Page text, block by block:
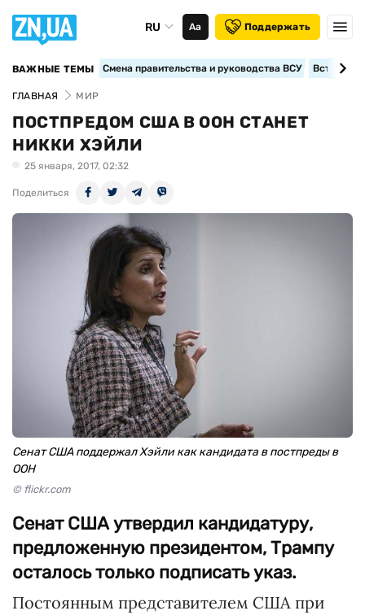
RU Аа Поддержать
ВАЖНЫЕ ТЕМЫ Смена правительства и руководства ВСУ
ГЛАВНАЯ МИР
ПОСТПРЕДОМ США В ООН СТАНЕТ
НИККИ ХЭЙЛИ
25 января, 2017, 02:32
Поделиться
Сенат США поддержал Хэйли как кандидата в постпреды в
ООН
© flickr.com
Сенат США утвердил кандидатуру,
предложенную президентом, Трампу
осталось только подписать указ.
Постоянным представителем США при